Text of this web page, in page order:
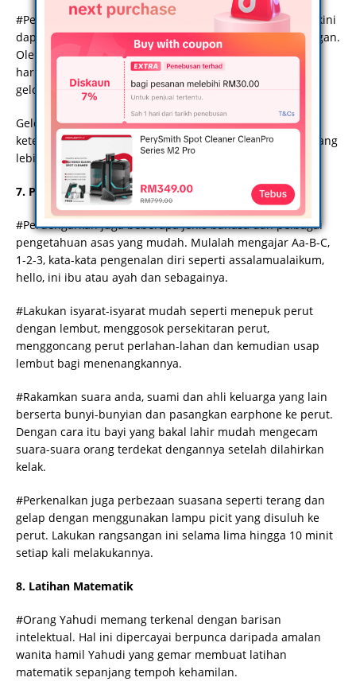
#Perdengarkan janin dengan muzik klasik kerana ia diyakini
dapat merangsang kecerdasan bayi sejak dalam kandungan.
Oleh kerana muzik klasik memiliki pelbagai nada yang
harmoni, ia mampu memberi rangsangan berupa
gelombang alfa.
Gelombang ini berupaya menimbulkan ketenangan dan
ketenteraman sehingga anak dapat memberi tumpuan yang
lebih terhadap sesuatu perkara.
7. Pengetahuan Asas
#Perdengarkan juga beberapa jenis bahasa dan pelbagai
pengetahuan asas yang mudah. Mulalah mengajar Aa-B-C,
1-2-3, kata-kata pengenalan diri seperti assalamualaikum,
hello, ini ibu atau ayah dan sebagainya.
#Lakukan isyarat-isyarat mudah seperti menepuk perut
dengan lembut, menggosok persekitaran perut,
menggoncang perut perlahan-lahan dan kemudian usap
lembut bagi menenangkannya.
#Rakamkan suara anda, suami dan ahli keluarga yang lain
berserta bunyi-bunyian dan pasangkan earphone ke perut.
Dengan cara itu bayi yang bakal lahir mudah mengecam
suara-suara orang terdekat dengannya setelah dilahirkan
kelak.
#Perkenalkan juga perbezaan suasana seperti terang dan
gelap dengan menggunakan lampu picit yang disuluh ke
perut. Lakukan rangsangan ini selama lima hingga 10 minit
setiap kali melakukannya.
8. Latihan Matematik
#Orang Yahudi memang terkenal dengan barisan
intelektual. Hal ini dipercayai berpunca daripada amalan
wanita hamil Yahudi yang gemar membuat latihan
matematik sepanjang tempoh kehamilan.